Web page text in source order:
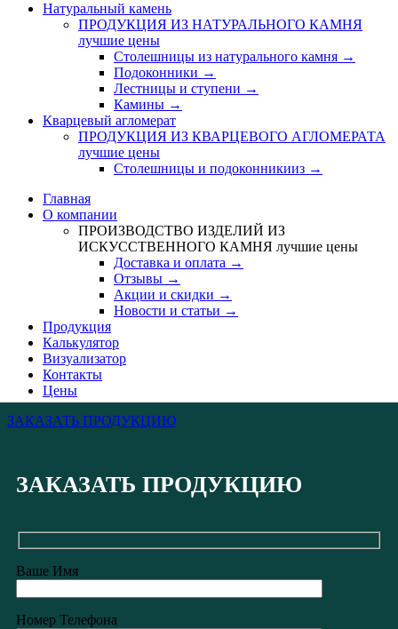
Натуральный камень
ПРОДУКЦИЯ ИЗ НАТУРАЛЬНОГО КАМНЯ
лучшие цены
Столешницы из натурального камня →
Подоконники →
Лестницы и ступени →
Камины →
Кварцевый агломерат
ПРОДУКЦИЯ ИЗ КВАРЦЕВОГО АГЛОМЕРАТА
лучшие цены
Столешницы и подоконникииз →
Главная
О компании
ПРОИЗВОДСТВО ИЗДЕЛИЙ ИЗ
ИСКУССТВЕННОГО КАМНЯ лучшие цены
Доставка и оплата →
Отзывы →
Акции и скидки →
Новости и статьи →
Продукция
Калькулятор
Визуализатор
Контакты
Цены
ЗАКАЗАТЬ ПРОДУКЦИЮ
ЗАКАЗАТЬ ПРОДУКЦИЮ
Ваше Имя
Номер Телефона